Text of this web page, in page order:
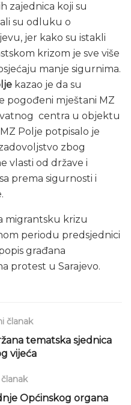
zajednica koji su
su odluku o
jer kako su istakli
krizom je sve više
manje sigurnima.
kazao je da su
pogođeni mještani MZ
centra u objektu
Polje potpisalo je
zbog
vlasti od države i
prema sigurnosti i
migrantsku krizu
periodu predsjednici
građana
protest u Sarajevo.
članak
tematska sjednica
vijeća
Općinskog organa